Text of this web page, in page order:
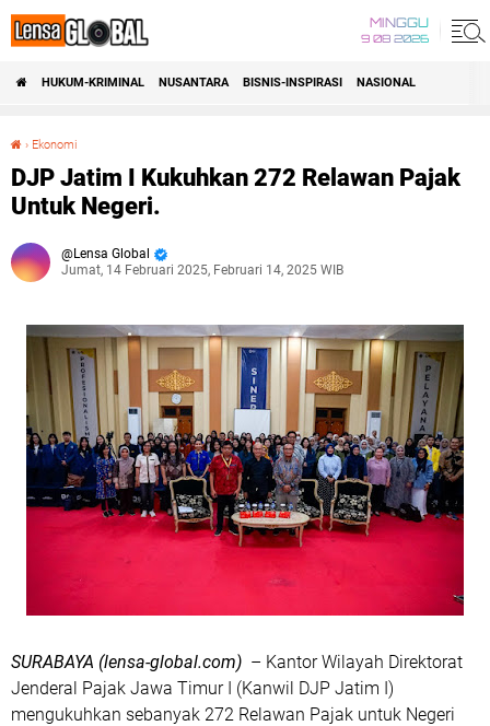
MINGGU
9 08 2026
HUKUM-KRIMINAL NUSANTARA BISNIS-INSPIRASI NASIONAL
› Ekonomi
DJP Jatim I Kukuhkan 272 Relawan Pajak
Untuk Negeri.
Lensa Global
Jumat, 14 Februari 2025, Februari 14, 2025 WIB
SURABAYA (lensa-global.com) – Kantor Wilayah Direktorat
Jenderal Pajak Jawa Timur I (Kanwil DJP Jatim I)
mengukuhkan sebanyak 272 Relawan Pajak untuk Negeri